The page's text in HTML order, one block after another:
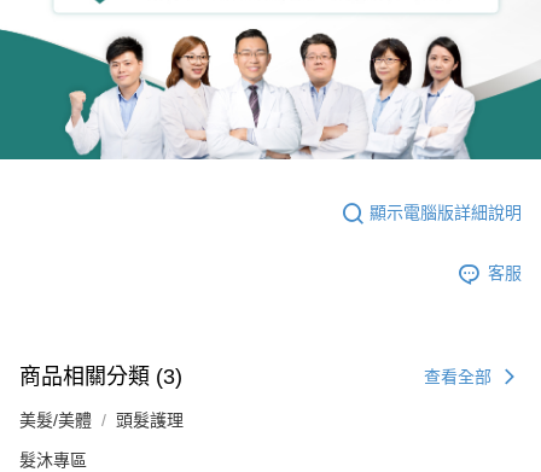
顯示電腦版詳細說明
客服
商品相關分類 (3) 查看全部
美髮/美體 頭髮護理
髮沐專區